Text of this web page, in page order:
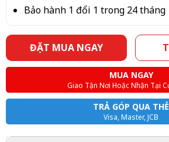
Bảo hành 1 đổi 1 trong 24 tháng
ĐẶT MUA NGAY
MUA NGAY
Giao Tận Nơi Hoặc Nhận Tại
TRẢ GÓP QUA THẺ
Visa, Master, JCB